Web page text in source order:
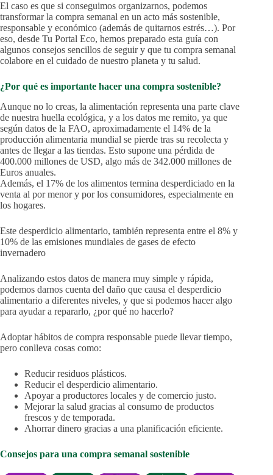
El caso es que si conseguimos organizarnos, podemos
transformar la compra semanal en un acto más sostenible,
responsable y económico (además de quitarnos estrés…). Por
eso, desde Tu Portal Eco, hemos preparado esta guía con
algunos consejos sencillos de seguir y que tu compra semanal
colabore en el cuidado de nuestro planeta y tu salud.
¿Por qué es importante hacer una compra sostenible?
Aunque no lo creas, la alimentación representa una parte clave
de nuestra huella ecológica, y a los datos me remito, ya que
según datos de la FAO, aproximadamente el 14% de la
producción alimentaria mundial se pierde tras su recolecta y
antes de llegar a las tiendas. Esto supone una pérdida de
400.000 millones de USD, algo más de 342.000 millones de
Euros anuales.
Además, el 17% de los alimentos termina desperdiciado en la
venta al por menor y por los consumidores, especialmente en
los hogares.
Este desperdicio alimentario, también representa entre el 8% y
10% de las emisiones mundiales de gases de efecto
invernadero
Analizando estos datos de manera muy simple y rápida,
podemos darnos cuenta del daño que causa el desperdicio
alimentario a diferentes niveles, y que si podemos hacer algo
para ayudar a repararlo, ¿por qué no hacerlo?
Adoptar hábitos de compra responsable puede llevar tiempo,
pero conlleva cosas como:
Reducir residuos plásticos.
Reducir el desperdicio alimentario.
Apoyar a productores locales y de comercio justo.
Mejorar la salud gracias al consumo de productos
frescos y de temporada.
Ahorrar dinero gracias a una planificación eficiente.
Consejos para una compra semanal sostenible